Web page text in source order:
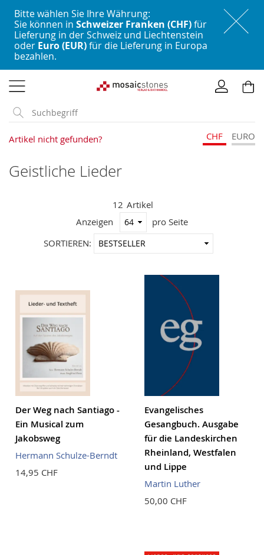
Bitte wählen Sie Ihre Währung:
Sie können in Schweizer Franken (CHF)für
Lieferung in der Schweiz und Liechtenstein
oder Euro (EUR)für die Lieferung in Europa
bezahlen.
zum
Inhalt
Artikel nicht gefunden? CHF EURO
Geistliche Lieder
12 Artikel
Anzeigen
pro Seite
SORTIEREN:
Der Weg nach Santiago -
Ein Musical zum
Jakobsweg
Hermann Schulze-Berndt
14,95 CHF
Evangelisches
Gesangbuch. Ausgabe
für die Landeskirchen
Rheinland, Westfalen
und Lippe
Martin Luther
50,00 CHF